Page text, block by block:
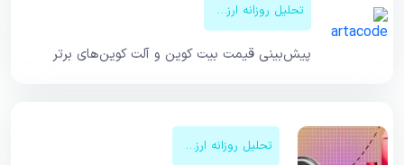
تحلیل روزانه ارزهای دیجیتال
پیش‌بینی قیمت‌ بیت کوین و آلت کوین‌های برتر
تحلیل روزانه ارزهای دیجیتال